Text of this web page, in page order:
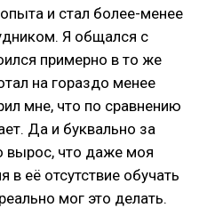
и стал более-менее
Я общался с
примерно в то же
на гораздо менее
мне, что по сравнению
Да и буквально за
вырос, что даже моя
в её отсутствие обучать
мог это делать.